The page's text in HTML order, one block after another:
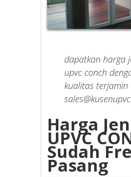
dapatkan harga
upvc conch
kualitas terjamin
Harga
UPVC
Sudah
Pasang